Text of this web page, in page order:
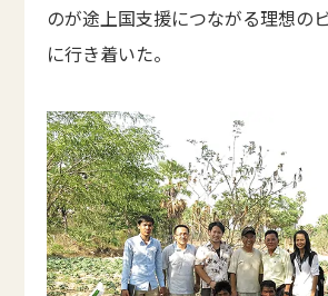
のが途上国支援につながる理想の
に行き着いた。